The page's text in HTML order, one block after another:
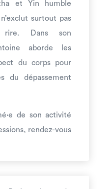
et Yin humble
surtout pas
Dans son
aborde les
du corps pour
du dépassement
de son activité
rendez-vous